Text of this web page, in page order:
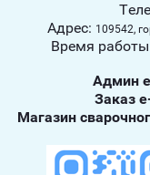
Адрес: 109542,
Время
Админ
Заказ
Магазин